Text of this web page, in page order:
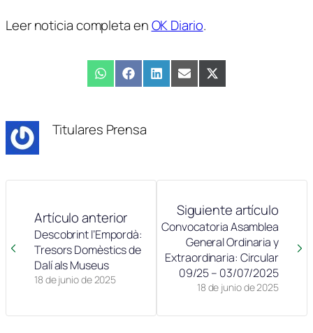
Leer noticia completa enOK Diario.
Compartir
en
WhatsAppCompartir
en
FacebookCompartir
en
LinkedInCompartir
en
EmailCompartir
en
X
(Twitter)
Titulares Prensa
Artículo anterior
18 de junio de 2025
Descobrint l’Empordà:
Tresors Domèstics de
Dalí als Museus
Siguiente artículo
18 de junio de 2025
Convocatoria Asamblea
General Ordinaria y
Extraordinaria: Circular
09/25 – 03/07/2025